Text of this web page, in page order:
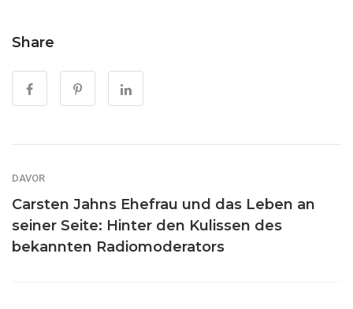
Share
DAVOR
Carsten Jahns Ehefrau und das Leben an
seiner Seite: Hinter den Kulissen des
bekannten Radiomoderators